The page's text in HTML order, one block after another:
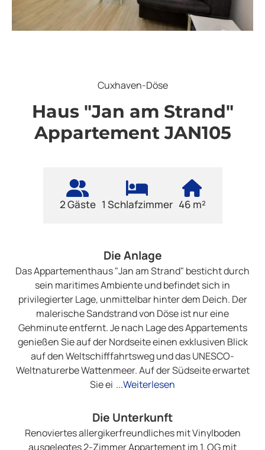
Cuxhaven-Döse
Haus "Jan am Strand"
Appartement JAN105
2 Gäste 1 Schlafzimmer 46 m²
Die Anlage
Das Appartementhaus "Jan am Strand" besticht durch
sein maritimes Ambiente und befindet sich in
privilegierter Lage, unmittelbar hinter dem Deich. Der
malerische Sandstrand von Döse ist nur eine
Gehminute entfernt. Je nach Lage des Appartements
genießen Sie auf der Nordseite einen exklusiven Blick
auf den Weltschifffahrtsweg und das UNESCO-
Weltnaturerbe Wattenmeer. Auf der Südseite erwartet
Sie ei ...Weiterlesen
Die Unterkunft
Renoviertes allergikerfreundliches mit Vinylboden
ausgelegtes 2-Zimmer Appartement im 1. OG mit